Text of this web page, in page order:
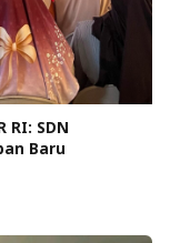
RI: SDN
Baru